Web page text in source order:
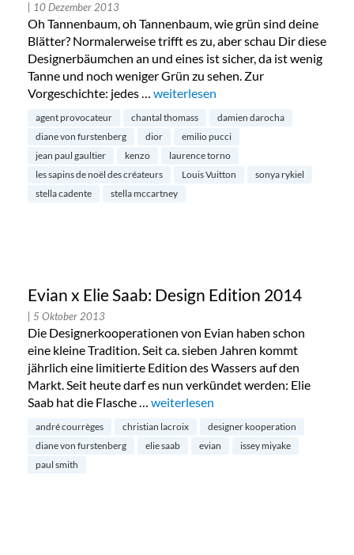
| 10 Dezember 2013
Oh Tannenbaum, oh Tannenbaum, wie grün sind deine
Blätter? Normalerweise trifft es zu, aber schau Dir diese
Designerbäumchen an und eines ist sicher, da ist wenig
Tanne und noch weniger Grün zu sehen. Zur
Vorgeschichte: jedes … „Les Sapins de Noël des Créateurs:
weiterlesen
agent provocateur chantal thomass
damien darocha
diane von furstenberg
dior
emilio pucci
jean paul gaultier
kenzo
laurence torno
les sapins de noël des créateurs
Louis Vuitton
sonya rykiel
stella cadente
stella mccartney
Evian x Elie Saab: Design Edition 2014
| 5 Oktober 2013
Die Designerkooperationen von Evian haben schon
eine kleine Tradition. Seit ca. sieben Jahren kommt
jährlich eine limitierte Edition des Wassers auf den
Markt. Seit heute darf es nun verkündet werden: Elie
Saab hat die Flasche … „Evian x Elie Saab: Design Edition
weiterlesen
andré courrèges christian lacroix
designer kooperation
diane von furstenberg
elie saab evian
issey miyake
paul smith